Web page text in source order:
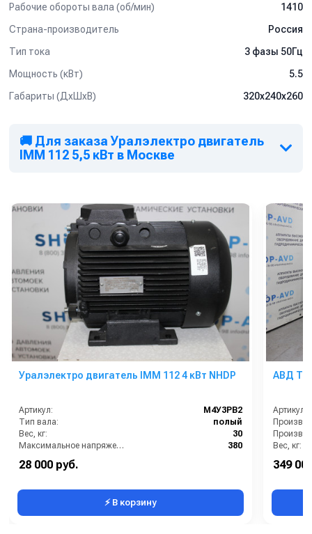
Рабочие обороты вала (об/мин)
1410
Страна-производитель
Россия
Тип тока
3 фазы 50Гц
Мощность (кВт)
5.5
Габариты (ДхШхВ)
320х240х260
🚚 Для заказа Уралэлектро двигатель
IMM 112 5,5 кВт в Москве
Уралэлектро двигатель IMM 112 4 кВт NHDP
Артикул:
М4У3PB2
Тип вала:
полый
Вес, кг:
30
Максимальное напряжение (В):
380
Страна-производитель:
28 000 руб.
⚡ В корзину
АВД
Артикул:
Вес, кг:
Страна-
349